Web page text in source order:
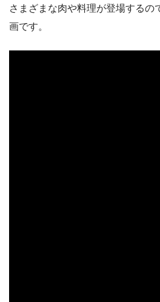
さまざまな肉や料理が登場するの
画です。